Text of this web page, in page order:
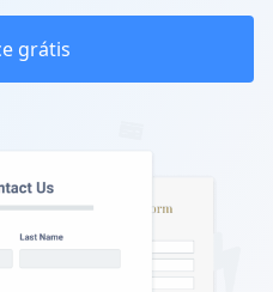
grátis